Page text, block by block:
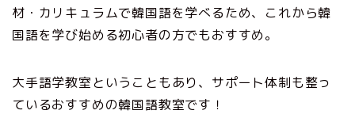
材・カリキュラムで韓国語を学べるため、これから韓
国語を学び始める初心者の方でもおすすめ。
大手語学教室ということもあり、サポート体制も整っ
ているおすすめの韓国語教室です！